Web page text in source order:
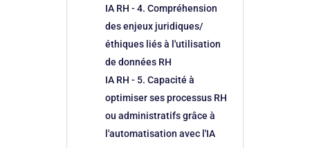
IA RH - 4. Compréhension
des enjeux juridiques/
éthiques liés à l'utilisation
de données RH
IA RH - 5. Capacité à
optimiser ses processus RH
ou administratifs grâce à
l'automatisation avec l'IA